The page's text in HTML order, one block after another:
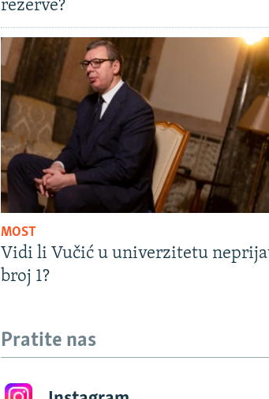
rezerve?
MOST
Vidi li Vučić u univerzitetu
broj 1?
Pratite nas